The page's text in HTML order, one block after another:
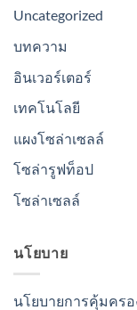
Uncategorized
บทความ
อินเวอร์เตอร์
เทคโนโลยี
แผงโซล่าเซลล์
โซล่ารูฟท็อป
โซล่าเซลล์
นโยบาย
นโยบายการคุ้มคร